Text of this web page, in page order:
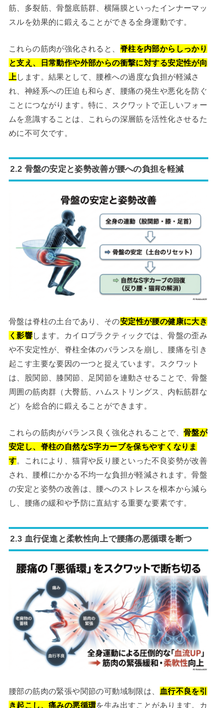
筋、多裂筋、骨盤底筋群、横隔膜といったインナーマッ
スルを効果的に鍛えることができる全身運動です。
これらの筋肉が強化されると、脊柱を内部からしっかり
と支え、日常動作や外部からの衝撃に対する安定性が向
上 します。結果として、腰椎への過度な負担が軽減さ
れ、神経系への圧迫も和らぎ、腰痛の発生や悪化を防ぐ
ことにつながります。特に、スクワットで正しいフォー
ムを意識することは、これらの深層筋を活性化させるた
めに不可欠です。
2.2 骨盤の安定と姿勢改善が腰への負担を軽減
骨盤は脊柱の土台であり、その安定性が腰の健康に大き
く影響します。カイロプラクティックでは、骨盤の歪み
や不安定性が、脊柱全体のバランスを崩し、腰痛を引き
起こす主要な要因の一つと捉えています。スクワット
は、股関節、膝関節、足関節を連動させることで、骨盤
周囲の筋肉群（大臀筋、ハムストリングス、内転筋群な
ど）を総合的に鍛えることができます。
これらの筋肉がバランス良く強化されることで、 骨盤が
安定し、脊柱の自然なS字カーブを保ちやすくなりま
す。これにより、猫背や反り腰といった不良姿勢が改善
され、腰椎にかかる不均一な負担が軽減されます。骨盤
の安定と姿勢の改善は、腰へのストレスを根本から減ら
し、腰痛の緩和や予防に直結する重要な要素です。
2.3 血行促進と柔軟性向上で腰痛の悪循環を断つ
腰部の筋肉の緊張や関節の可動域制限は、
血行不良を引
き起こし、痛みの悪循環を生み出すことがあります。カ